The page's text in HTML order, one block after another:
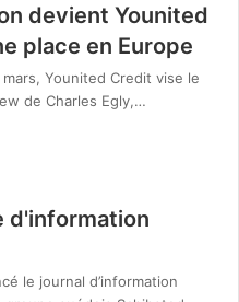
devient Younited
place en Europe
Younited Credit vise le
de Charles Egly,…
d'information
le journal d’information